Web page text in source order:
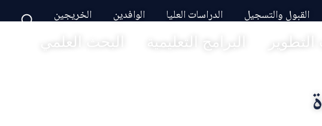
القبول والتسجيل الدراسات العليا الوافدين الخريجين
البرامج التعليمية
البحث العلمي